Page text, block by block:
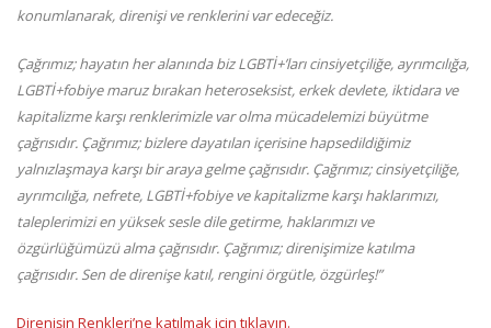
konumlanarak, direnişi ve renklerini var edeceğiz.
Çağrımız; hayatın her alanında biz LGBTİ+’ları cinsiyetçiliğe, ayrımcılığa,
LGBTİ+fobiye maruz bırakan heteroseksist, erkek devlete, iktidara ve
kapitalizme karşı renklerimizle var olma mücadelemizi büyütme
çağrısıdır. Çağrımız; bizlere dayatılan içerisine hapsedildiğimiz
yalnızlaşmaya karşı bir araya gelme çağrısıdır. Çağrımız; cinsiyetçiliğe,
ayrımcılığa, nefrete, LGBTİ+fobiye ve kapitalizme karşı haklarımızı,
taleplerimizi en yüksek sesle dile getirme, haklarımızı ve
özgürlüğümüzü alma çağrısıdır. Çağrımız; direnişimize katılma
çağrısıdır. Sen de direnişe katıl, rengini örgütle, özgürleş!”
Direnişin Renkleri’ne katılmak için tıklayın.